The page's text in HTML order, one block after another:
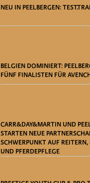
NEU IN PEELBERGEN:
BELGIEN DOMINIERT:
FÜNF FINALISTEN FÜR
CARR&DAY&MARTIN UND
STARTEN NEUE
SCHWERPUNKT AUF REITERN,
UND PFERDEPFLEGE